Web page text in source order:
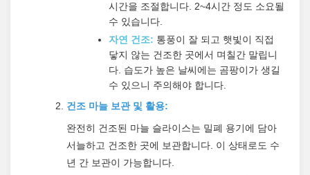
시간을 조절합니다. 2~4시간 정도 소요될
수 있습니다.
자연 건조: 통풍이 잘 되고 햇빛이 직접
닿지 않는 건조한 곳에서 며칠간 말립니
다. 습도가 높은 날씨에는 곰팡이가 생길
수 있으니 주의해야 합니다.
건조 마늘 보관 및 활용:
완전히 건조된 마늘 슬라이스는 밀폐 용기에 담아
서늘하고 건조한 곳에 보관합니다. 이 상태로도 수
년 간 보관이 가능합니다.